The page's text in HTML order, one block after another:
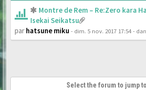
Montre de Rem – Re:Zero kara
Isekai Seikatsu
par hatsune miku - dim. 5 nov. 2017 17:54-
Select the forum to jump to